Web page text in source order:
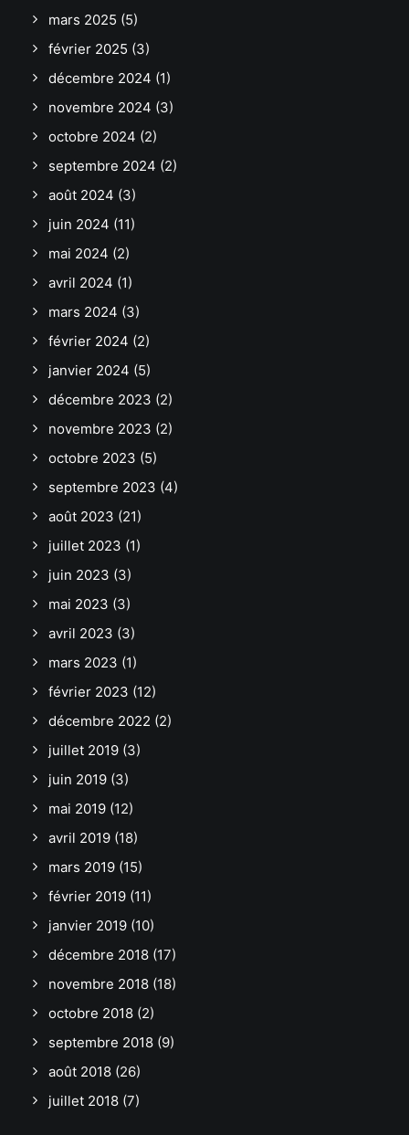
mars 2025 (5)
février 2025 (3)
décembre 2024 (1)
novembre 2024 (3)
octobre 2024 (2)
septembre 2024 (2)
août 2024 (3)
juin 2024 (11)
mai 2024 (2)
avril 2024 (1)
mars 2024 (3)
février 2024 (2)
janvier 2024 (5)
décembre 2023 (2)
novembre 2023 (2)
octobre 2023 (5)
septembre 2023 (4)
août 2023 (21)
juillet 2023 (1)
juin 2023 (3)
mai 2023 (3)
avril 2023 (3)
mars 2023 (1)
février 2023 (12)
décembre 2022 (2)
juillet 2019 (3)
juin 2019 (3)
mai 2019 (12)
avril 2019 (18)
mars 2019 (15)
février 2019 (11)
janvier 2019 (10)
décembre 2018 (17)
novembre 2018 (18)
octobre 2018 (2)
septembre 2018 (9)
août 2018 (26)
juillet 2018 (7)